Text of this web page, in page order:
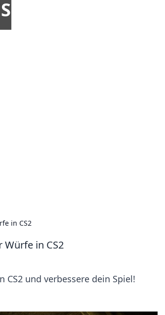
in CS2
in CS2
und verbessere dein Spiel!